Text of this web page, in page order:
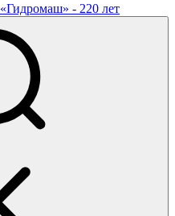
«Гидромаш» - 220 лет